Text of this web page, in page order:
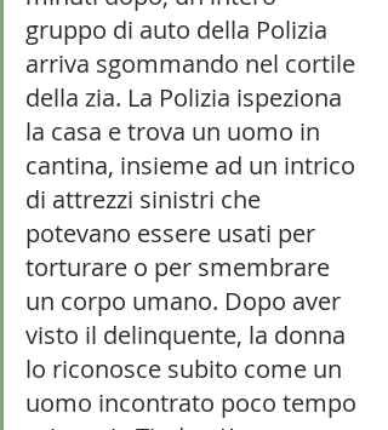
gruppo di auto della Polizia
arriva sgommando nel cortile
della zia. La Polizia ispeziona
la casa e trova un uomo in
cantina, insieme ad un intrico
di attrezzi sinistri che
potevano essere usati per
torturare o per smembrare
un corpo umano. Dopo aver
visto il delinquente, la donna
lo riconosce subito come un
uomo incontrato poco tempo